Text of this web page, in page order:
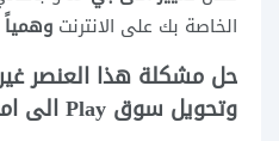
الخاصة بك على الانترنت وهمياً
حل مشكلة هذا العنصر
وتحويل سوق Play الى امريكي